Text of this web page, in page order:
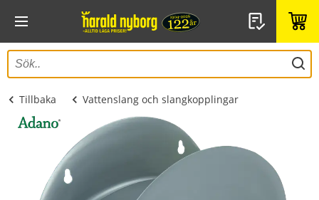
Tillbaka Vattenslang och slangkopplingar